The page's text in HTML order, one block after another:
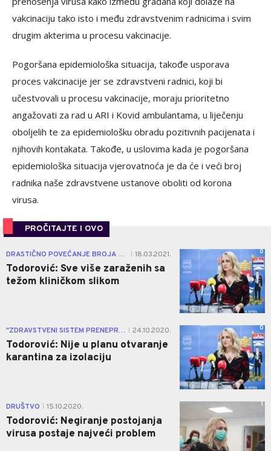
vakcinaciju tako isto i među zdravstvenim radnicima i svim
drugim akterima u procesu vakcinacije.
Pogoršana epidemiološka situacija, takođe usporava
proces vakcinacije jer se zdravstveni radnici, koji bi
učestvovali u procesu vakcinacije, moraju prioritetno
angažovati za rad u ARI i Kovid ambulantama, u liječenju
oboljelih te za epidemiološku obradu pozitivnih pacijenata i
njihovih kontakata. Takođe, u uslovima kada je pogoršana
epidemiološka situacija vjerovatnoća je da će i veći broj
radnika naše zdravstvene ustanove oboliti od korona
virusa.
PROČITAJTE I OVO
DRASTIČNO POVEĆANJE BROJA ZARAŽENIH 18.03.2021.
Todorović: Sve više zaraženih sa
težom kliničkom slikom
0
"ZDRAVSTVENI SISTEM PRENEPREGNUT" 24.10.2020.
Todorović: Nije u planu otvaranje
karantina za izolaciju
0
DRUŠTVO 15.10.2020.
Todorović: Negiranje postojanja
virusa postaje najveći problem
1